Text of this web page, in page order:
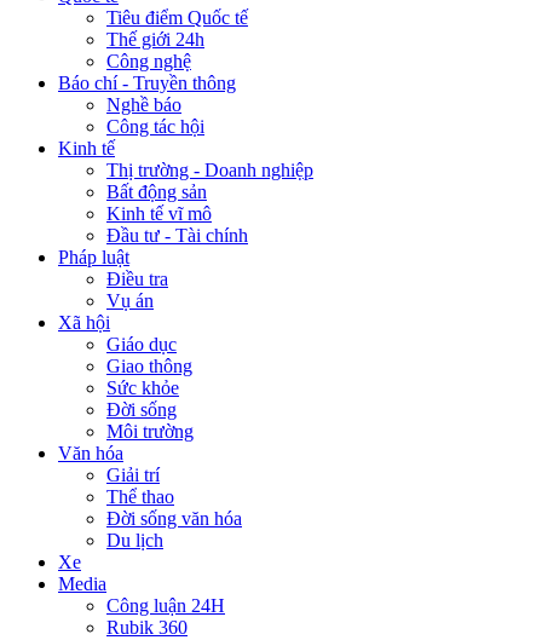
Tiêu điểm Quốc tế
Thế giới 24h
Công nghệ
Báo chí - Truyền thông
Nghề báo
Công tác hội
Kinh tế
Thị trường - Doanh nghiệp
Bất động sản
Kinh tế vĩ mô
Đầu tư - Tài chính
Pháp luật
Điều tra
Vụ án
Xã hội
Giáo dục
Giao thông
Sức khỏe
Đời sống
Môi trường
Văn hóa
Giải trí
Thể thao
Đời sống văn hóa
Du lịch
Xe
Media
Công luận 24H
Rubik 360